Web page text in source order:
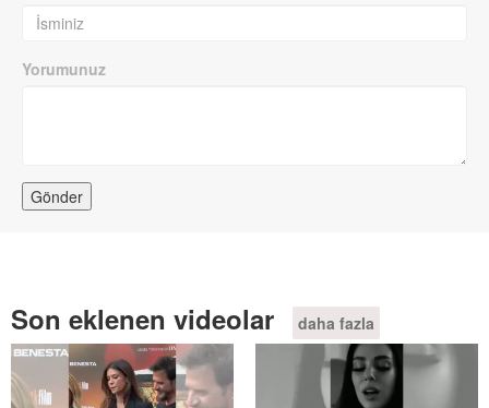
Yorumunuz
Son eklenen videolar daha fazla